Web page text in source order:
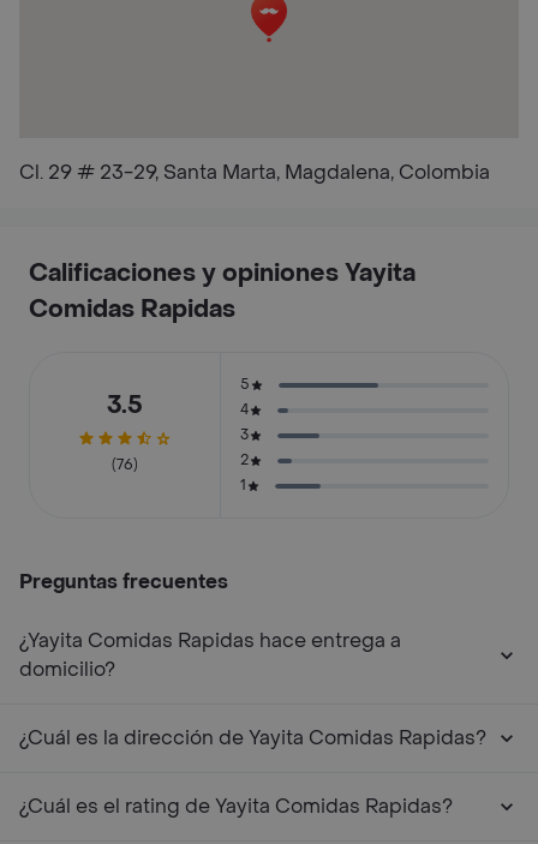
Cl. 29 # 23-29, Santa Marta, Magdalena, Colombia
Calificaciones y opiniones Yayita
Comidas Rapidas
3.5
(76)
5
4
3
2
1
Preguntas frecuentes
¿Yayita Comidas Rapidas hace entrega a
domicilio?
¿Cuál es la dirección de Yayita Comidas Rapidas?
¿Cuál es el rating de Yayita Comidas Rapidas?